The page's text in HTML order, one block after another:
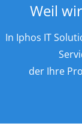
Weil
In Iphos IT
der Ihre